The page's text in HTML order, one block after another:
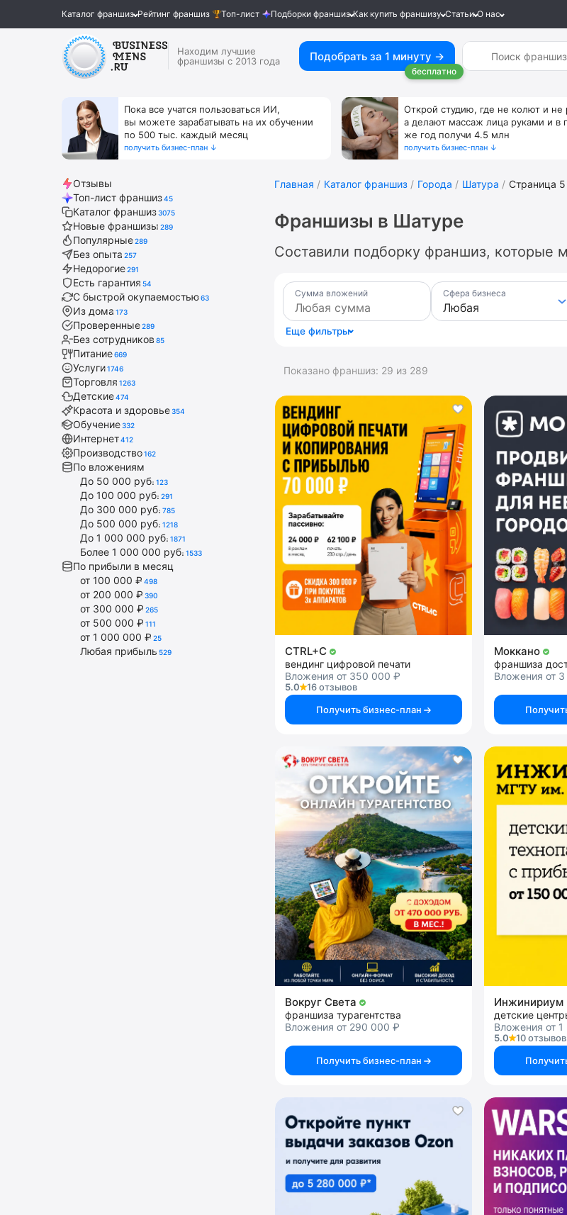
Каталог франшиз Рейтинг франшиз Топ-лист Подборки франшиз Как купить франшизу Статьи О нас
Находим лучшие
франшизы с 2013 года
Подобрать за 1 минуту →
бесплатно
Пока все учатся пользоваться ИИ,
вы можете зарабатывать на их обучении
по 500 тыс. каждый месяц
получить бизнес-план ↓
Открой студию, где не колют и не
а делают массаж лица руками и в
же год получи 4.5 млн
получить бизнес-план ↓
Отзывы
Топ-лист франшиз45
Каталог франшиз3075
Новые франшизы 289
Популярные289
Без опыта 257
Недорогие291
Есть гарантия 54
С быстрой окупаемостью63
Из дома 173
Проверенные289
Без сотрудников 85
Питание669
Услуги1746
Торговля 1263
Детские474
Красота и здоровье354
Обучение332
Интернет412
Производство162
По вложениям
До 50 000 руб. 123
До 100 000 руб. 291
До 300 000 руб. 785
До 500 000 руб. 1218
До 1 000 000 руб. 1871
Более 1 000 000 руб. 1533
По прибыли в месяц
от 100 000 ₽ 498
от 200 000 ₽ 390
от 300 000 ₽ 265
от 500 000 ₽ 111
от 1 000 000 ₽ 25
Любая прибыль 529
Главная Каталог франшиз Города Шатура Страница 5
Франшизы в Шатуре
Составили подборку франшиз, которые
Сумма вложений Сфера бизнеса
Еще фильтры
Показано франшиз: 29 из 289
CTRL+C
вендинг цифровой печати
Вложения от 350 000 ₽
5.0
16 отзывов
Получить бизнес-план
Моккано
франшиза
Вложения от
Вокруг Света
франшиза турагентства
Вложения от 290 000 ₽
Получить бизнес-план
детские
Вложения от
5.0
10 отзывов